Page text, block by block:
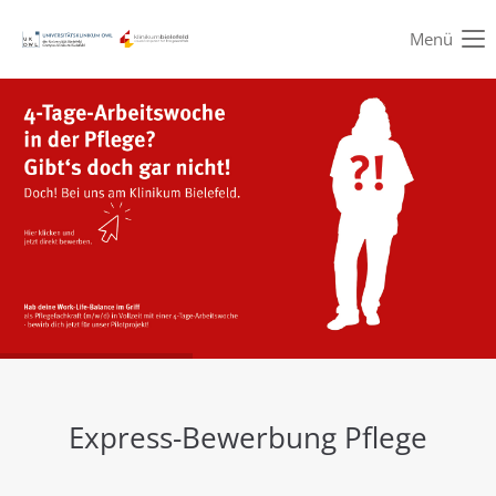
Benutzername
Passwort
Anmelden
Support
Lorem ipsum dolor sit amet:
Menü
Express-Bewerbung Pflege